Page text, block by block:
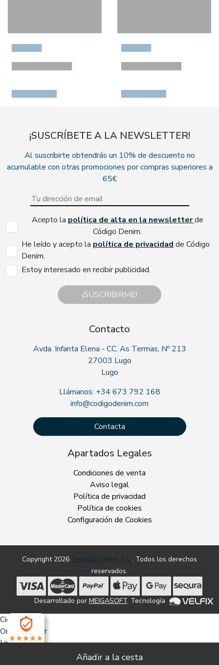
¡SUSCRÍBETE A LA NEWSLETTER!
Al suscribirte obtendrás un 10% de descuento no
acumulable con otras promociones por compras superiores a
65€
Acepto la política de alta en la newsletterde
Código Denim.
He leído y acepto la política de privacidadde Código
Denim.
Estoy interesado en recibir publicidad.
¡SUSCRIBIRME!
Contacto
Avda. Infanta Elena - CC. As Termas, Nº 213
27003 Lugo
Lugo
Llámanos: +34 673 792 168
info@codigodenim.com
Contacta
Apartados Legales
Condiciones de venta
Aviso legal
Política de privacidad
Política de cookies
Configuración de Cookies
Copyright 2026 Serrallo Denim, S.L.. Todos los derechos
reservados.
Desarrollado por MEIGASOFT. Tecnología
Cierra
Ordenado por
Limpiar